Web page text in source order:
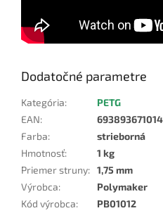
Dodatočné parametre
Kategória:
PETG
EAN:
Farba:
strieborná
Hmotnosť:
1 kg
Priemer struny: 1,75 mm
Výrobca:
Polymaker
Kód výrobca:
PB01012